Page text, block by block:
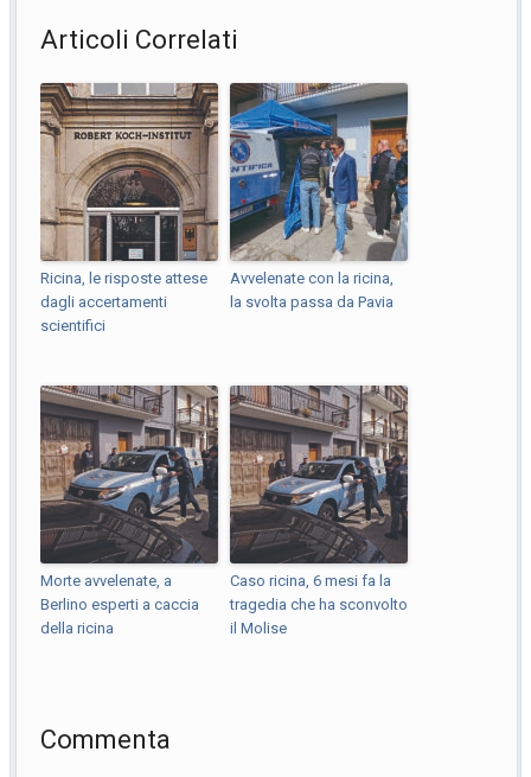
Articoli Correlati
Ricina, le risposte attese
dagli accertamenti
scientifici
Avvelenate con la ricina,
la svolta passa da Pavia
Morte avvelenate, a
Berlino esperti a caccia
della ricina
Caso ricina, 6 mesi fa la
tragedia che ha sconvolto
il Molise
Commenta